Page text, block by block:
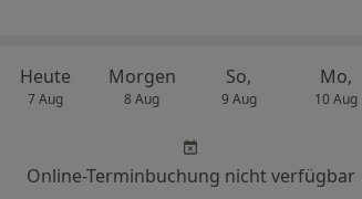
Heute
7 Aug
Morgen
8 Aug
So,
9 Aug
Mo,
10 Aug
Online-Terminbuchung nicht verfügbar